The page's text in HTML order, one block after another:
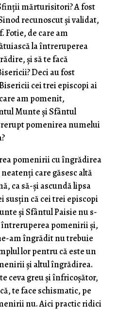
mărturisitori? A fost
recunoscut și validat,
Fotie, de care am
la întreruperea
și să te facă
Deci au fost
cei trei episcopi ai
am pomenit,
Munte și Sfântul
pomenirea numelui
pomenirii cu îngrădirea
care găsesc altă
ca să-și ascundă lipsa
susțin că cei trei episcopi
și Sfântul Paisie nu s-
pomenirii și,
am îngrădit nu trebuie
lor pentru că este un
și altul îngrădirea.
ceva greu și înfricoșător,
te face schismatic, pe
nu. Aici practic ridici